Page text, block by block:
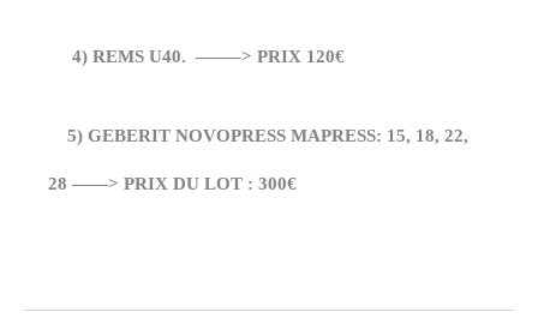
4) REMS U40. ——–> PRIX 120€
5) GEBERIT NOVOPRESS MAPRESS: 15, 18, 22,
28 ——> PRIX DU LOT : 300€